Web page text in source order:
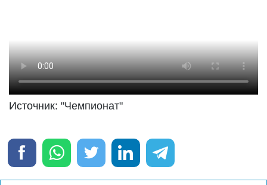
Источник: "Чемпионат"